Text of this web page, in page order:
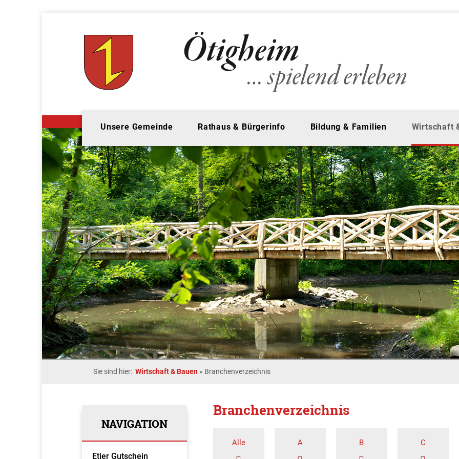
Unsere Gemeinde Rathaus & Bürgerinfo Bildung & Familien Wirtschaft
Sie sind hier: Wirtschaft & Bauen » Branchenverzeichnis
NAVIGATION
Etjer Gutschein
Branchenverzeichnis
Alle A B C